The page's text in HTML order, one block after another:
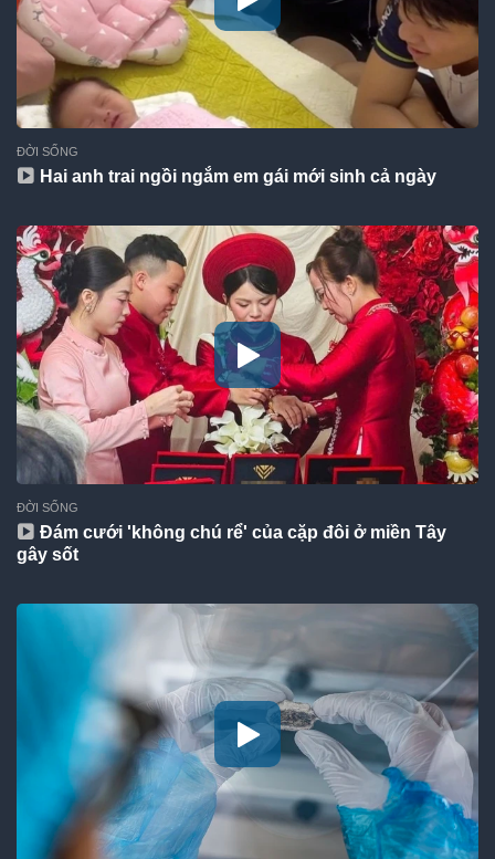
ĐỜI SỐNG
Hai anh trai ngồi ngắm em gái mới sinh cả ngày
ĐỜI SỐNG
Đám cưới 'không chú rể' của cặp đôi ở miền Tây
gây sốt